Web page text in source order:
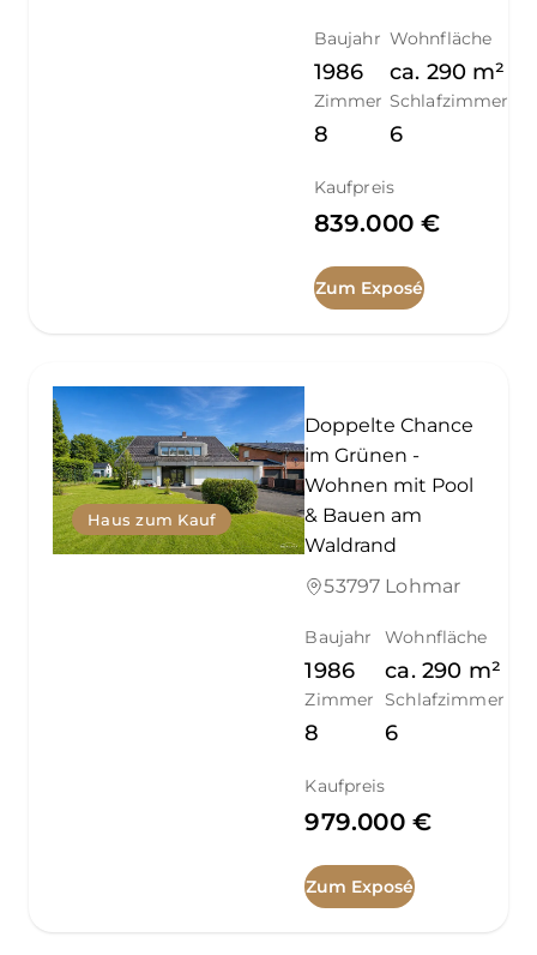
Baujahr
1986
Wohnfläche
ca. 290 m²
Zimmer
8
Schlafzimmer
6
Kaufpreis
839.000 €
Zum Exposé
Haus zum Kauf
Doppelte Chance
im Grünen -
Wohnen mit Pool
& Bauen am
Waldrand
53797 Lohmar
Baujahr
1986
Wohnfläche
ca. 290 m²
Zimmer
8
Schlafzimmer
6
Kaufpreis
979.000 €
Zum Exposé